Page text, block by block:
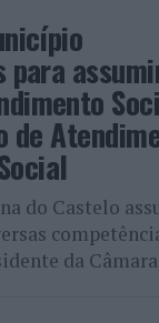
para
de
do Castelo
da